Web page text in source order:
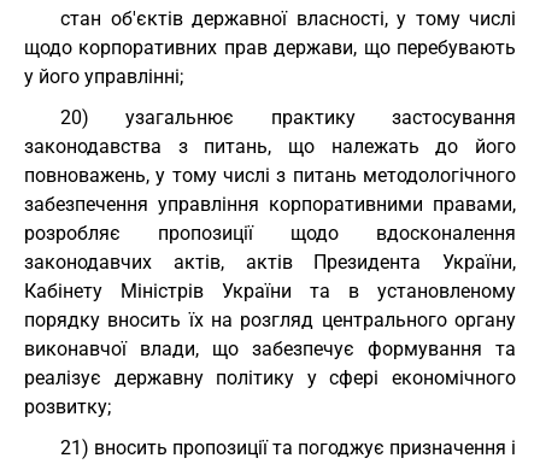
стан об'єктів державної власності, у тому числі
щодо корпоративних прав держави, що перебувають
у його управлінні;
20) узагальнює практику застосування
законодавства з питань, що належать до його
повноважень, у тому числі з питань методологічного
забезпечення управління корпоративними правами,
розробляє пропозиції щодо вдосконалення
законодавчих актів, актів Президента України,
Кабінету Міністрів України та в установленому
порядку вносить їх на розгляд центрального органу
виконавчої влади, що забезпечує формування та
реалізує державну політику у сфері економічного
розвитку;
21) вносить пропозиції та погоджує призначення і